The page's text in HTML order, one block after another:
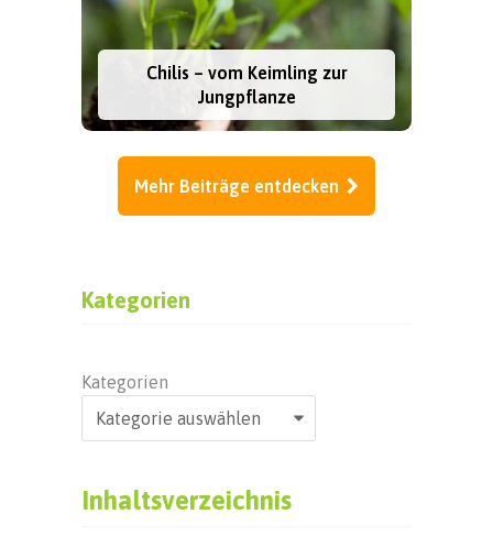
Chilis – vom Keimling zur
Jungpflanze
Mehr Beiträge entdecken
Kategorien
Kategorien
Inhaltsverzeichnis